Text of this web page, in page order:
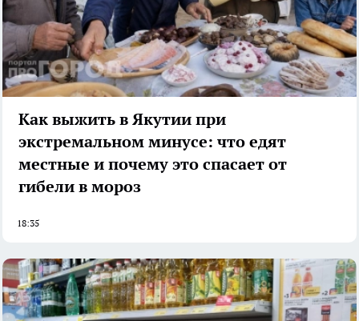
Как выжить в Якутии при
экстремальном минусе: что едят
местные и почему это спасает от
гибели в мороз
18:35